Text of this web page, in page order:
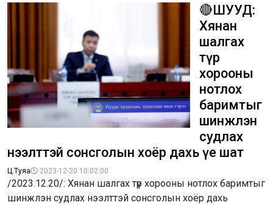
🔴ШУУД:
Хянан
шалгах
түр
хорооны
нотлох
баримтыг
шинжлэн
судлах
нээлттэй сонсголын хоёр дахь үе шат
Ц.Туяа 2023-12-20 10:02:00
/2023.12.20/: Хянан шалгах түр хорооны нотлох баримтыг
шинжлэн судлах нээлттэй сонсголын хоёр дахь